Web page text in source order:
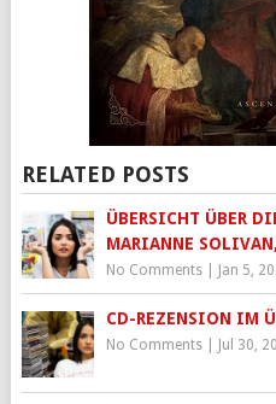
RELATED POSTS
ÜBERSICHT ÜBER
MARIANNE
No Comments| Jan 5,
CD-REZENSION IM
No Comments| Jul 30,